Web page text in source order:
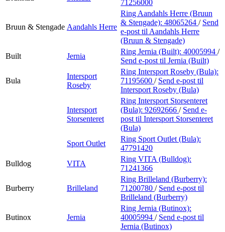
71256000
Bruun & Stengade Aandahls Herre
Ring Aandahls Herre (Bruun
& Stengade): 48065264 / Send
e-post til Aandahls Herre
(Bruun & Stengade)
Built
Jernia
Ring Jernia (Built): 40005994 /
Send e-post til Jernia (Built)
Bula
Intersport
Roseby
Ring Intersport Roseby (Bula):
71195600 / Send e-post til
Intersport Roseby (Bula)
Intersport
Storsenteret
Ring Intersport Storsenteret
(Bula): 92692666 / Send e-
post til Intersport Storsenteret
(Bula)
Sport Outlet
Ring Sport Outlet (Bula):
47791420
Bulldog
VITA
Ring VITA (Bulldog):
71241366
Burberry Brilleland
Ring Brilleland (Burberry):
71200780 / Send e-post til
Brilleland (Burberry)
Butinox Jernia
Ring Jernia (Butinox):
40005994 / Send e-post til
Jernia (Butinox)